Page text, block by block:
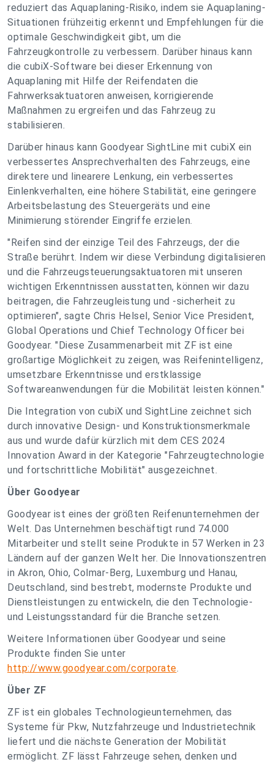
reduziert das Aquaplaning-Risiko, indem sie Aquaplaning-
Situationen frühzeitig erkennt und Empfehlungen für die
optimale Geschwindigkeit gibt, um die
Fahrzeugkontrolle zu verbessern. Darüber hinaus kann
die cubiX-Software bei dieser Erkennung von
Aquaplaning mit Hilfe der Reifendaten die
Fahrwerksaktuatoren anweisen, korrigierende
Maßnahmen zu ergreifen und das Fahrzeug zu
stabilisieren.
Darüber hinaus kann Goodyear SightLine mit cubiX ein
verbessertes Ansprechverhalten des Fahrzeugs, eine
direktere und linearere Lenkung, ein verbessertes
Einlenkverhalten, eine höhere Stabilität, eine geringere
Arbeitsbelastung des Steuergeräts und eine
Minimierung störender Eingriffe erzielen.
"Reifen sind der einzige Teil des Fahrzeugs, der die
Straße berührt. Indem wir diese Verbindung digitalisieren
und die Fahrzeugsteuerungsaktuatoren mit unseren
wichtigen Erkenntnissen ausstatten, können wir dazu
beitragen, die Fahrzeugleistung und -sicherheit zu
optimieren", sagte Chris Helsel, Senior Vice President,
Global Operations und Chief Technology Officer bei
Goodyear. "Diese Zusammenarbeit mit ZF ist eine
großartige Möglichkeit zu zeigen, was Reifenintelligenz,
umsetzbare Erkenntnisse und erstklassige
Softwareanwendungen für die Mobilität leisten können."
Die Integration von cubiX und SightLine zeichnet sich
durch innovative Design- und Konstruktionsmerkmale
aus und wurde dafür kürzlich mit dem CES 2024
Innovation Award in der Kategorie "Fahrzeugtechnologie
und fortschrittliche Mobilität" ausgezeichnet.
Über Goodyear
Goodyear ist eines der größten Reifenunternehmen der
Welt. Das Unternehmen beschäftigt rund 74.000
Mitarbeiter und stellt seine Produkte in 57 Werken in 23
Ländern auf der ganzen Welt her. Die Innovationszentren
in Akron, Ohio, Colmar-Berg, Luxemburg und Hanau,
Deutschland, sind bestrebt, modernste Produkte und
Dienstleistungen zu entwickeln, die den Technologie-
und Leistungsstandard für die Branche setzen.
Weitere Informationen über Goodyear und seine
Produkte finden Sie unter
http://www.goodyear.com/corporate.
Über ZF
ZF ist ein globales Technologieunternehmen, das
Systeme für Pkw, Nutzfahrzeuge und Industrietechnik
liefert und die nächste Generation der Mobilität
ermöglicht. ZF lässt Fahrzeuge sehen, denken und